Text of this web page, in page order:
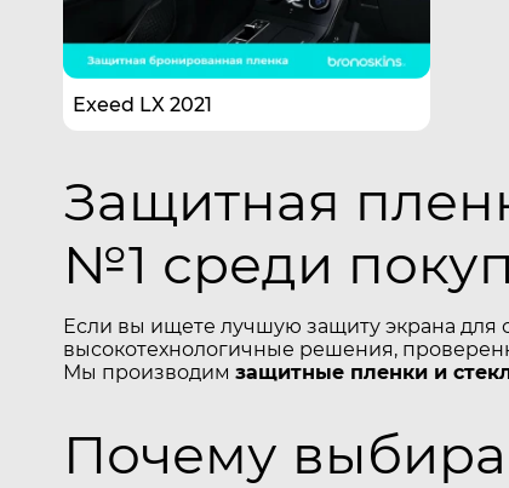
Exeed LX 2021
Защитная
№1 среди
Если вы ищете лучшую защиту экрана для
высокотехнологичные решения,
Мы производим защитные пленки и
Почему